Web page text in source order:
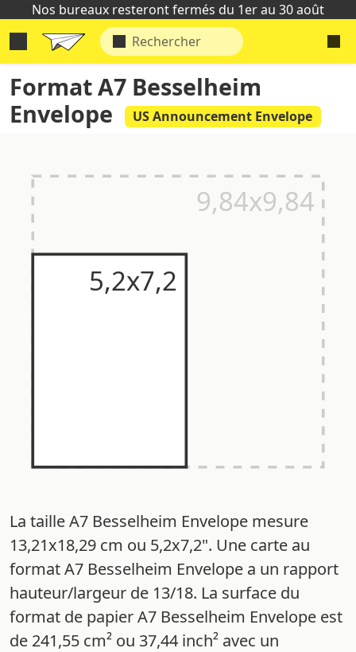
Nos bureaux resteront fermés du 1er au 30 août
Format A7 Besselheim
Envelope
US Announcement Envelope
La taille A7 Besselheim Envelope mesure
13,21x18,29 cm ou 5,2x7,2". Une carte au
format A7 Besselheim Envelope a un rapport
hauteur/largeur de 13/18. La surface du
format de papier A7 Besselheim Envelope est
de 241,55 cm² ou 37,44 inch² avec un